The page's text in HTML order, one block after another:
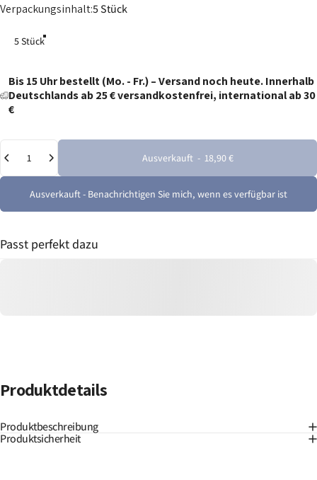
Verpackungsinhalt
Verpackungsinhalt:5 Stück
5 Stück
Bis 15 Uhr bestellt (Mo. - Fr.) – Versand noch heute. Innerhalb
Deutschlands ab 25 € versandkostenfrei, international ab 30
€
Ausverkauft- 18,90 €
Ausverkauft - Benachrichtigen Sie mich, wenn es verfügbar ist
Passt perfekt dazu
Produktdetails
Produktbeschreibung
Produktsicherheit